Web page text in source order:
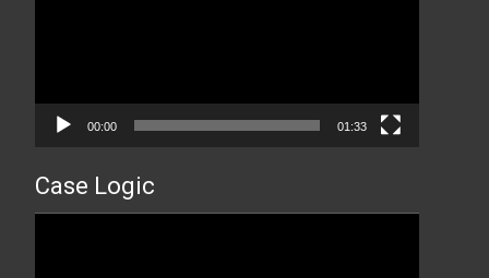
00:00 01:33
Case Logic